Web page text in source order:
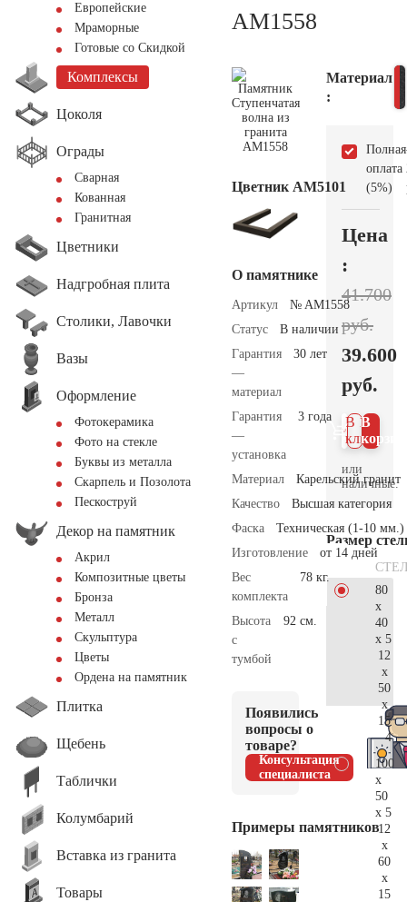
Европейские
Мраморные
Готовые со Скидкой
Комплексы
Цоколя
Ограды
Сварная
Кованная
Гранитная
Цветники
Надгробная плита
Столики, Лавочки
Вазы
Оформление
Фотокерамика
Фото на стекле
Буквы из металла
Скарпель и Позолота
Пескоструй
Декор на памятник
Акрил
Композитные цветы
Бронза
Металл
Скульптура
Цветы
Ордена на памятник
Плитка
Щебень
Таблички
Колумбарий
Вставка из гранита
Товары
AM1558
Цветник АМ5101
О памятнике
Артикул
№ AM1558
Статус
В наличии
Гарантия
—
материал
30 лет
Гарантия
—
установка
3 года
Материал
Карельский гранит
Качество
Высшая категория
Фаска
Техническая (1-10 мм.)
Изготовление
от 14 дней
Вес
комплекта
78 кг.
Высота
с
тумбой
92 см.
Появились
вопросы о
товаре?
Консультация
специалиста
Примеры памятников
Материал
:
Полная
оплата
(5%)
Цена
:
41.700
руб.
39.600
руб.
В
В 1
клик
или
наличные.
Размер
80
x
40
x 5
12
x
50
x
15
100
x
50
x 5
12
x
60
x
15